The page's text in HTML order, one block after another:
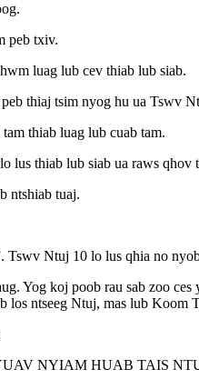
peb txiv.
luag lub cev thiab lub siab.
thiaj tsim nyog hu ua Tswv
thiab luag lub cuab tam.
thiab lub siab ua raws qhov
ntshiab tuaj.
Ntuj 10 lo lus qhia no nyob
Yog koj poob rau sab zoo
ntseeg Ntuj, mas lub
NYIAM HUAB TAIS